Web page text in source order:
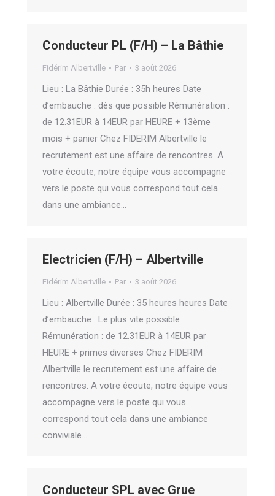
Conducteur PL (F/H) – La Bâthie
Fidérim Albertville Par 3 août 2026
Lieu : La Bâthie Durée : 35h heures Date
d’embauche : dès que possible Rémunération :
de 12.31EUR à 14EUR par HEURE + 13ème
mois + panier Chez FIDERIM Albertville le
recrutement est une affaire de rencontres. A
votre écoute, notre équipe vous accompagne
vers le poste qui vous correspond tout cela
dans une ambiance…
Electricien (F/H) – Albertville
Fidérim Albertville Par 3 août 2026
Lieu : Albertville Durée : 35 heures heures Date
d’embauche : Le plus vite possible
Rémunération : de 12.31EUR à 14EUR par
HEURE + primes diverses Chez FIDERIM
Albertville le recrutement est une affaire de
rencontres. A votre écoute, notre équipe vous
accompagne vers le poste qui vous
correspond tout cela dans une ambiance
conviviale…
Conducteur SPL avec Grue